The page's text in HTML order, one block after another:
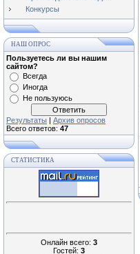
Конкурсы
НАШ ОПРОС
Пользуетесь ли вы нашим
сайтом?
Всегда
Иногда
Не пользуюсь
Результаты | Архив опросов
Всего ответов: 47
СТАТИСТИКА
Онлайн всего: 3
Гостей: 3